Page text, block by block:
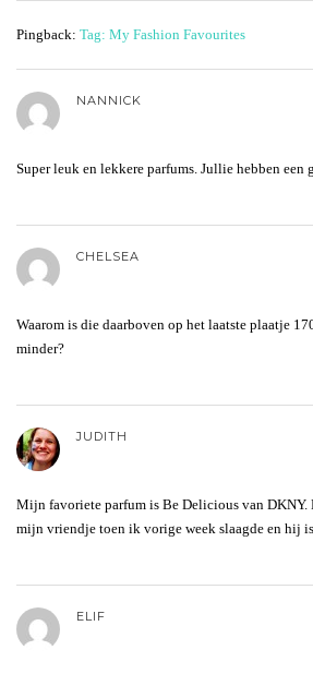
Pingback: Tag: My Fashion Favourites
NANNICK
Super leuk en lekkere parfums. Jullie hebben een
CHELSEA
Waarom is die daarboven op het laatste plaatje
minder?
JUDITH
Mijn favoriete parfum is Be Delicious van DKNY.
mijn vriendje toen ik vorige week slaagde en hij
ELIF